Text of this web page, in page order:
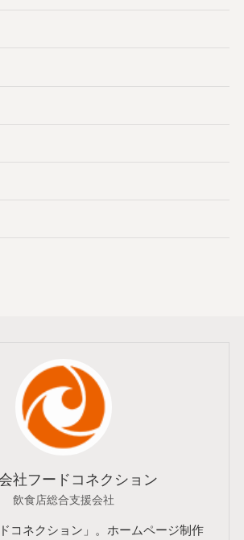
社フードコネクション
飲食店総合支援会社
コネクション」。ホームページ制作